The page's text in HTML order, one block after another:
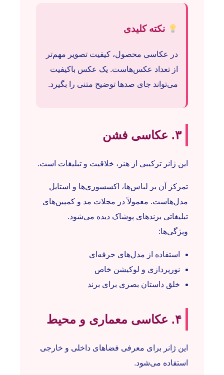
نکته کلیدی
در عکاسی محصول، کیفیت تصویر مهم‌تر
از تعداد عکس‌هاست. یک عکس باکیفیت
می‌تواند جای صدها توضیح متنی را بگیرد.
۳. عکاسی فشن
این ژانر ترکیبی از هنر، خلاقیت و تبلیغات است.
تمرکز آن بر لباس‌ها، اکسسوری‌ها و استایل
مدل‌هاست. معمولاً در مجلات مد و کمپین‌های
تبلیغاتی برندهای پوشاک دیده می‌شود.
ویژگی‌ها:
استفاده از مدل‌های حرفه‌ای
نورپردازی و لوکیشن خاص
خلق داستان بصری برای برند
۴. عکاسی معماری و محیط
این ژانر برای معرفی فضاهای داخلی و خارجی
استفاده می‌شود.